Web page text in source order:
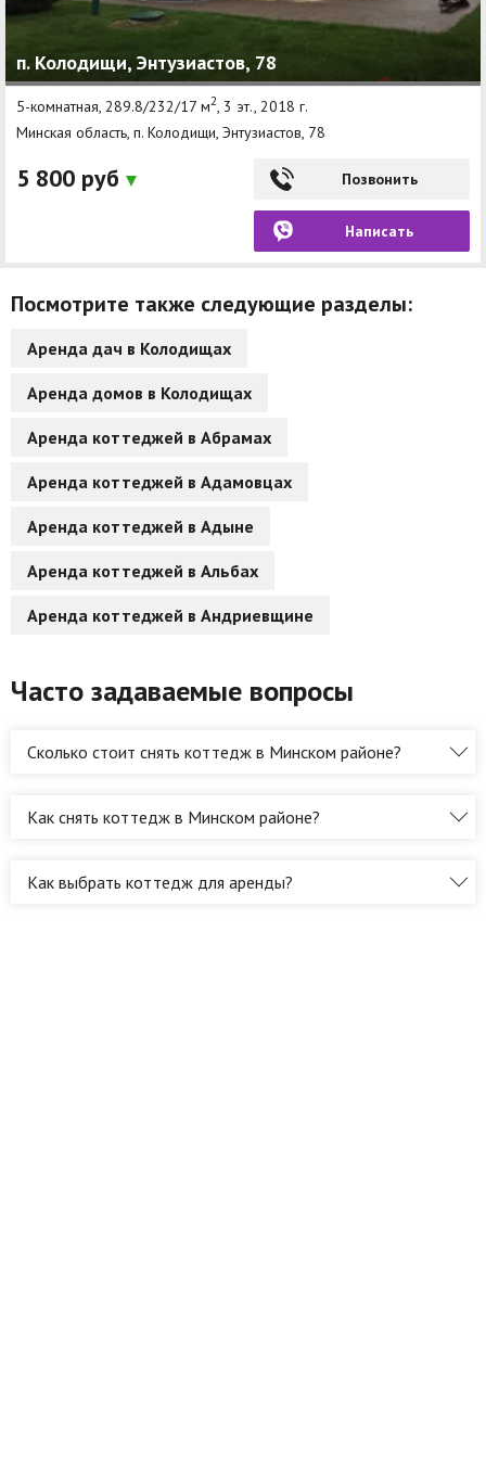
п. Колодищи, Энтузиастов, 78
5-комнатная, 289.8/232/17 м2, 3 эт., 2018 г.
Минская область, п. Колодищи, Энтузиастов, 78
5 800 руб Позвонить
Написать
Посмотрите также следующие разделы:
Аренда дач в Колодищах
Аренда домов в Колодищах
Аренда коттеджей в Абрамах
Аренда коттеджей в Адамовцах
Аренда коттеджей в Адыне
Аренда коттеджей в Альбах
Аренда коттеджей в Андриевщине
Часто задаваемые вопросы
Сколько стоит снять коттедж в Минском районе?
Как снять коттедж в Минском районе?
Как выбрать коттедж для аренды?